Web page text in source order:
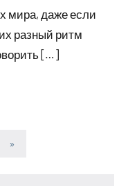
мира, даже если
разный ритм
[…]
Следующие
»